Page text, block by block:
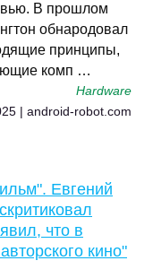
В прошлом
обнародовал
принципы,
комп …
Hardware
| android-robot.com
Евгений
что в
кино"